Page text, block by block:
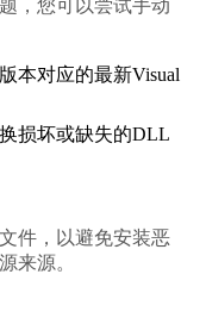
本对应的最新Visual
损坏或缺失的DLL
件，以避免安装恶
来源。